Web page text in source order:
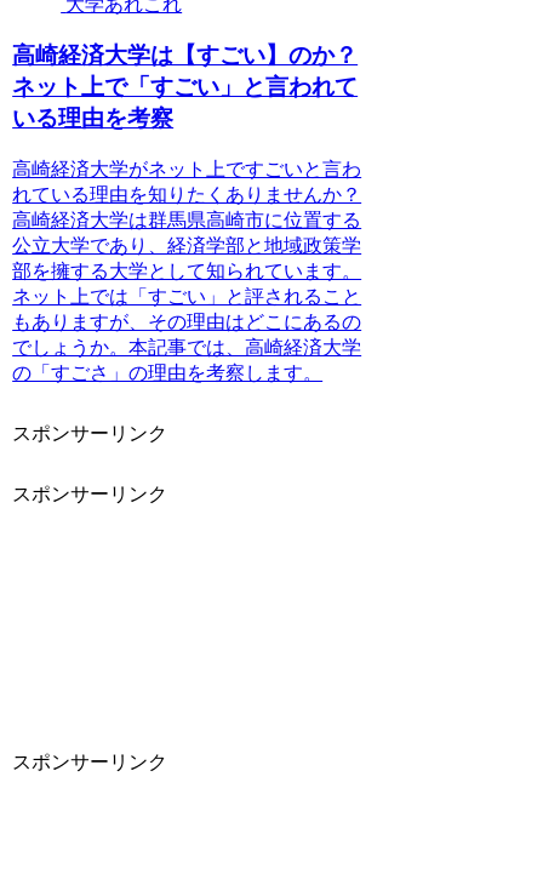
高崎経済大学は【すごい】のか？
ネット上で「すごい」と言われて
いる理由を考察
高崎経済大学がネット上ですごいと言わ
れている理由を知りたくありませんか？
高崎経済大学は群馬県高崎市に位置する
公立大学であり、経済学部と地域政策学
部を擁する大学として知られています。
ネット上では「すごい」と評されること
もありますが、その理由はどこにあるの
でしょうか。本記事では、高崎経済大学
の「すごさ」の理由を考察します。
スポンサーリンク
スポンサーリンク
スポンサーリンク